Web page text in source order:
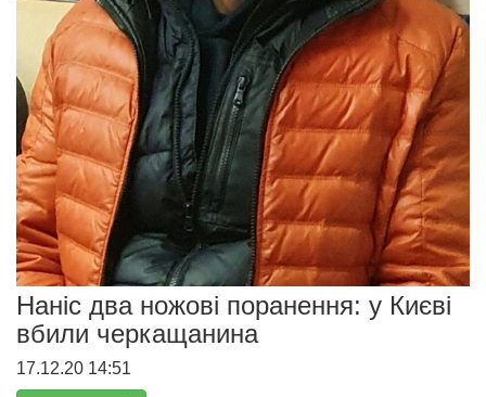
Наніс два ножові поранення: у Києві
вбили черкащанина
17.12.20 14:51